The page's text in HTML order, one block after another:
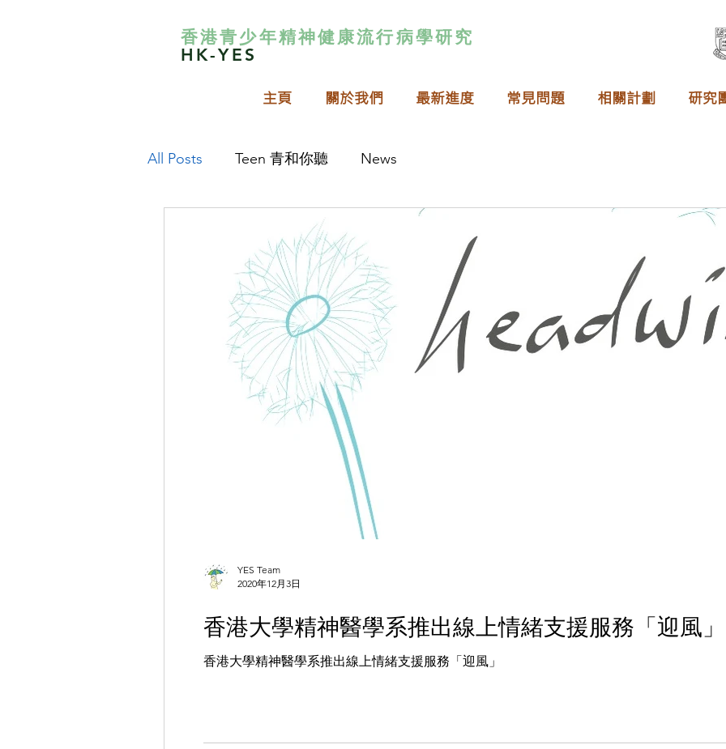
香港青少年精神健康流行病學研究
HK-YES
主頁 關於我們 最新進度 ​常見問題 相關計劃 研究
All Posts Teen 青和你聽 News
香港大學精神醫學系推出線上情緒支援服務「迎風
香港大學精神醫學系推出線上情緒支援服務「迎風」
YES Team
2020年12月3日